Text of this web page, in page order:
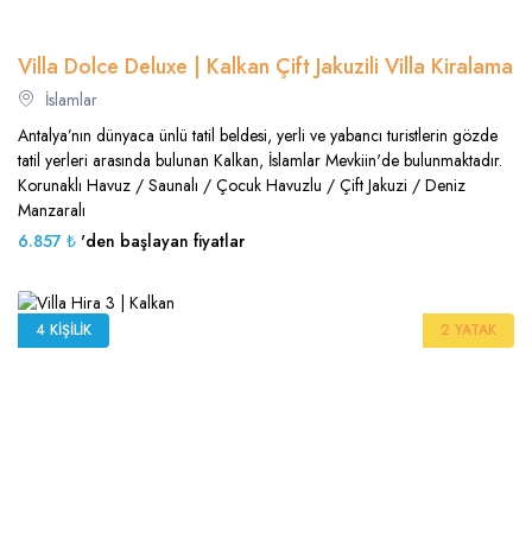
Villa Dolce Deluxe | Kalkan Çift Jakuzili Villa Kiralama
İslamlar
Antalya’nın dünyaca ünlü tatil beldesi, yerli ve yabancı turistlerin gözde
tatil yerleri arasında bulunan Kalkan, İslamlar Mevkiin'de bulunmaktadır.
Korunaklı Havuz / Saunalı / Çocuk Havuzlu / Çift Jakuzi / Deniz
Manzaralı
6.857 ₺ 'den başlayan fiyatlar
4 KIŞILIK 2 YATAK